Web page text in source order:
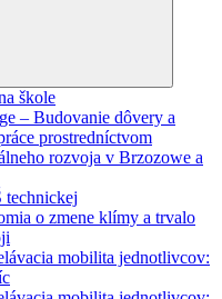
škole
– Budovanie dôvery a
prostredníctvom
rozvoja v Brzozowe a
technickej
o zmene klímy a trvalo
mobilita jednotlivcov: